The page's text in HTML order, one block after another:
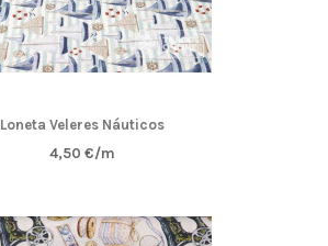
Loneta Veleres Náuticos
4,50 €/m